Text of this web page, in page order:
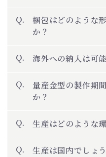
梱包はどのような
か？
海外への納入は可
量産金型の製作期
か？
生産はどのような
生産は国内でしょ